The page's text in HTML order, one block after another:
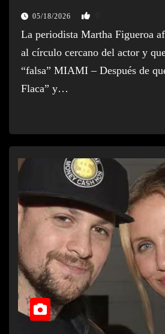
05/18/2026
La periodista Martha Figueroa
al círculo cercano del actor y
“falsa” MIAMI – Después de
Flaca” y…